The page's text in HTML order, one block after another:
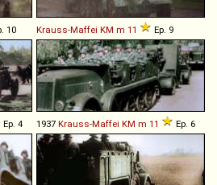
10 Krauss-Maffei KM m 11 Ep. 9
Ep. 4 1937 Krauss-Maffei KM m 11 Ep. 6